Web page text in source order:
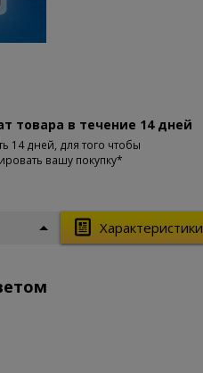
товара в течение 14 дней
14 дней, для того чтобы
вашу покупку*
Характеристики